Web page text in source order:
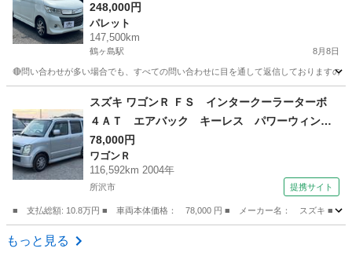
248,000円
パレット
147,500km
鶴ヶ島駅 8月8日
🔴問い合わせが多い場合でも、すべての問い合わせに目を通して返信しております
鶴ヶ島駅 パレット 車両
スズキ ワゴンＲ ＦＳ インタークーラーターボ
４ＡＴ エアバック キーレス パワーウィンド
ウ ＥＴＣ 社外アルミ オートエアコン 記録
簿 （検10.8）
78,000円
ワゴンＲ
116,592km 2004年
所沢市 提携サイト
■ 支払総額: 10.8万円 ■ 車両本体価格： 78,000 円 ■ メーカー名： スズキ ■
埼玉 所沢市
もっと見る